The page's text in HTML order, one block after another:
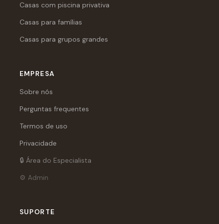
Casas com piscina privativa
Casas para famílias
Casas para grupos grandes
EMPRESA
Sobre nós
Perguntas frequentes
Termos de uso
Privacidade
🔒 Área do Especialista
⚙️ Admin
SUPORTE